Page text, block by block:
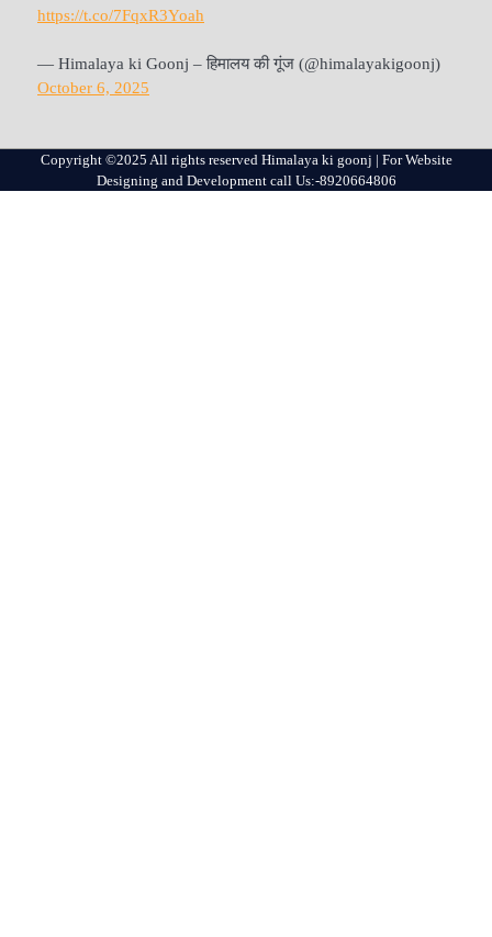
https://t.co/7FqxR3Yoah
— Himalaya ki Goonj – हिमालय की गूंज (@himalayakigoonj)
October 6, 2025
Copyright ©2025 All rights reserved Himalaya ki goonj | For Website
Designing and Development call Us:-8920664806